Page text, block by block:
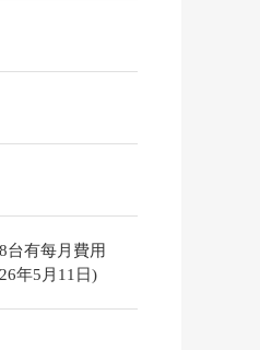
台有每月費用
年5月11日)